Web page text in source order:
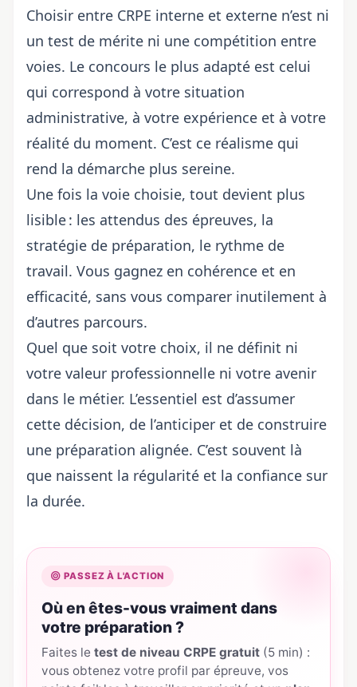
Choisir entre CRPE interne et externe n’est ni
un test de mérite ni une compétition entre
voies. Le concours le plus adapté est celui
qui correspond à votre situation
administrative, à votre expérience et à votre
réalité du moment. C’est ce réalisme qui
rend la démarche plus sereine.
Une fois la voie choisie, tout devient plus
lisible : les attendus des épreuves, la
stratégie de préparation, le rythme de
travail. Vous gagnez en cohérence et en
efficacité, sans vous comparer inutilement à
d’autres parcours.
Quel que soit votre choix, il ne définit ni
votre valeur professionnelle ni votre avenir
dans le métier. L’essentiel est d’assumer
cette décision, de l’anticiper et de construire
une préparation alignée. C’est souvent là
que naissent la régularité et la confiance sur
la durée.
PASSEZ À L'ACTION
Où en êtes-vous vraiment dans
votre préparation ?
Faites letest de niveau CRPE gratuit (5 min) :
vous obtenez votre profil par épreuve, vos